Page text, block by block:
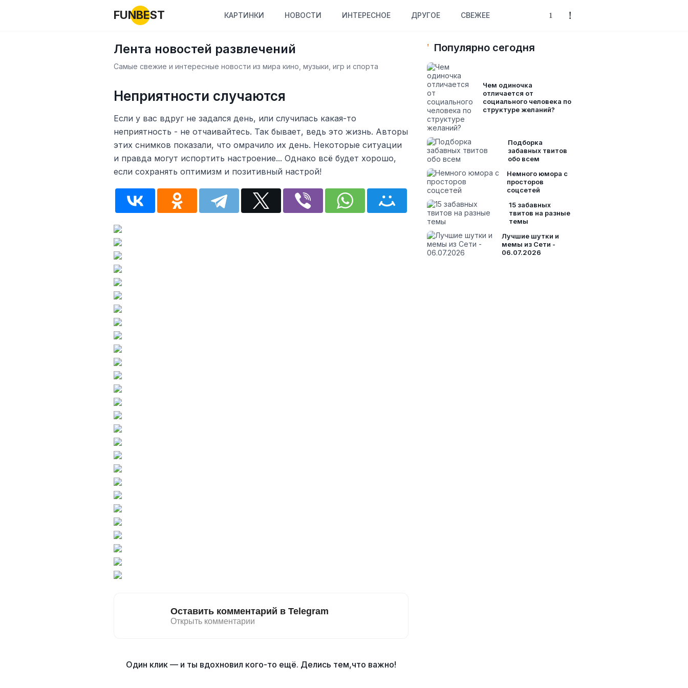
FUNBEST КАРТИНКИ НОВОСТИ ИНТЕРЕСНОЕ ДРУГОЕ СВЕЖЕЕ
Лента новостей развлечений
Самые свежие и интересные новости из мира кино, музыки, игр и спорта
Неприятности случаются
Если у вас вдруг не задался день, или случилась какая-то
неприятность - не отчаивайтесь. Так бывает, ведь это жизнь. Авторы
этих снимков показали, что омрачило их день. Некоторые ситуации
и правда могут испортить настроение... Однако всё будет хорошо,
если сохранять оптимизм и позитивный настрой!
Популярно сегодня
Чем одиночка
отличается от
социального человека по
структуре желаний?
Подборка
забавных твитов
обо всем
Немного юмора с
просторов
соцсетей
15 забавных
твитов на разные
темы
Лучшие шутки и
мемы из Сети -
06.07.2026